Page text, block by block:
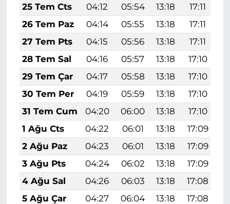
25 Tem Cts
04:12 05:54 13:18 17:11
26 Tem Paz
04:14 05:55 13:18 17:11
27 Tem Pts
04:15 05:56 13:18 17:11
28 Tem Sal
04:16 05:57 13:18 17:10
29 Tem Çar
04:17 05:58 13:18 17:10
30 Tem Per
04:19 05:59 13:18 17:10
31 Tem Cum
04:20 06:00 13:18 17:10
1 Ağu Cts
04:22 06:01 13:18 17:09
2 Ağu Paz
04:23 06:01 13:18 17:09
3 Ağu Pts
04:24 06:02 13:18 17:09
4 Ağu Sal
04:26 06:03 13:18 17:08
5 Ağu Çar
04:27 06:04 13:18 17:08